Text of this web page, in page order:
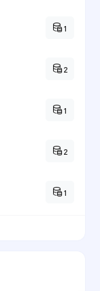
1
2
1
2
1